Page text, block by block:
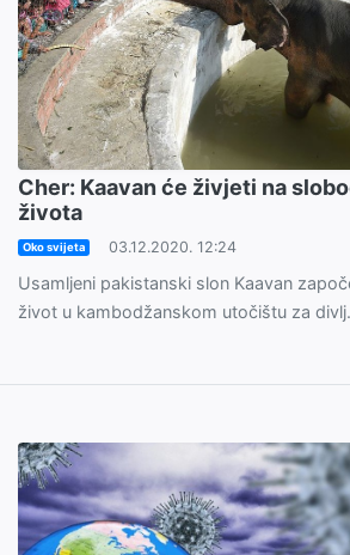
Cher: Kaavan će živjeti na
života
Oko svijeta 03.12.2020. 12:24
Usamljeni pakistanski slon Kaavan
život u kambodžanskom utočištu za